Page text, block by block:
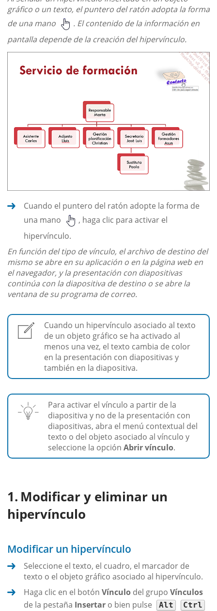
gráfico o un texto, el puntero del ratón adopta la forma
de una mano
. El contenido de la información en
pantalla depende de la creación del hipervínculo.
Cuando el puntero del ratón adopte la forma de
una mano
, haga clic para activar el
hipervínculo.
En función del tipo de vínculo, el archivo de destino del
mismo se abre en su aplicación o en la página web en
el navegador, y la presentación con diapositivas
continúa con la diapositiva de destino o se abre la
ventana de su programa de correo.
Cuando un hipervínculo asociado al texto
de un objeto gráfico se ha activado al
menos una vez, el texto cambia de color
en la presentación con diapositivas y
también en la diapositiva.
Para activar el vínculo a partir de la
diapositiva y no de la presentación con
diapositivas, abra el menú contextual del
texto o del objeto asociado al vínculo y
seleccione la opción Abrir vínculo.
Modificar y eliminar un
hipervínculo
Modificar un hipervínculo
Seleccione el texto, el cuadro, el marcador de
texto o el objeto gráfico asociado al hipervínculo.
Haga clic en el botón Vínculo del grupo Vínculos
de la pestaña Insertar o bien pulse Alt Ctrl